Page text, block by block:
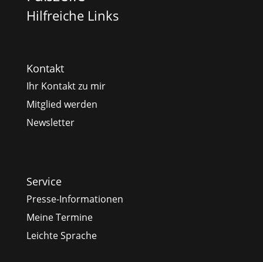
Hilfreiche Links
Kontakt
Ihr Kontakt zu mir
Mitglied werden
Newsletter
Service
Presse-Informationen
Meine Termine
Leichte Sprache